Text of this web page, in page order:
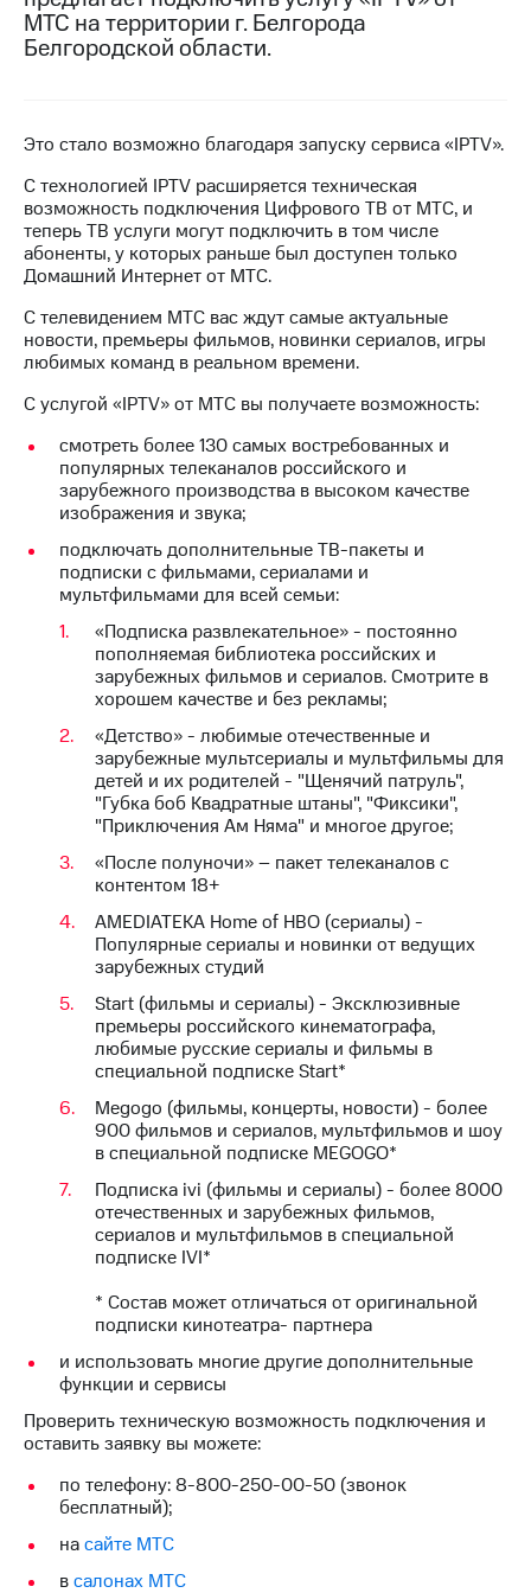
Роуминг
Заказать
SIM-
карту
Оформить
eSIM
SIM-
карта
иностранцев
Оформить
чистый
номер
красивый
номер
Заменить
SIM-
карту
Перейти
на
eSIM
Для дома
Выберите
и подключите
ТВ
с выгодным
тарифом
Тарифы
Интернет,
ТВ и телефон
для дома
Услуги
Акции
Домашний
интернет
Домашнее
ТВ
Спутниковое
ТВ
телефон
Перейти
в МТС
со своим
номером
на связь
Тарифы
Супер
дешевле
при
оплате
с карты
МТС
Деньги
Выберите
и подключите
с выгодным
Тарифы
ТВ и телефон
для дома
Услуги
Личный
кабинет
интернета
и
ТВ
Личный
кабинет
ТВ
Скачать
приложение
Мой
МТС
Акции
Видеонаблюдение
для дома
149 ₽/
мес
МТС
Premium
Подписка
интернета,
фильмы,
и многое
другое
Семейная
группа
Скидка
на тарифы,
общие
подписки
МТС на территории г. Белгорода
Белгородской области.
Это стало возможно благодаря запуску сервиса «IPTV».
С технологией IPTV расширяется техническая
возможность подключения Цифрового ТВ от МТС, и
теперь ТВ услуги могут подключить в том числе
абоненты, у которых раньше был доступен только
Домашний Интернет от МТС.
С телевидением МТС вас ждут самые актуальные
новости, премьеры фильмов, новинки сериалов, игры
любимых команд в реальном времени.
С услугой «IPTV» от МТС вы получаете возможность:
смотреть более 130 самых востребованных и
популярных телеканалов российского и
зарубежного производства в высоком качестве
изображения и звука;
подключать дополнительные ТВ-пакеты и
подписки с фильмами, сериалами и
мультфильмами для всей семьи:
«Подписка развлекательное» - постоянно
пополняемая библиотека российских и
зарубежных фильмов и сериалов. Смотрите в
хорошем качестве и без рекламы;
«Детство» - любимые отечественные и
зарубежные мультсериалы и мультфильмы для
детей и их родителей - "Щенячий патруль",
"Губка боб Квадратные штаны", "Фиксики",
"Приключения Ам Няма" и многое другое;
«После полуночи» – пакет телеканалов с
контентом 18+
AMEDIATEKA Home of HBO (сериалы) -
Популярные сериалы и новинки от ведущих
зарубежных студий
Start (фильмы и сериалы) - Эксклюзивные
премьеры российского кинематографа,
любимые русские сериалы и фильмы в
специальной подписке Start*
Megogo (фильмы, концерты, новости) - более
900 фильмов и сериалов, мультфильмов и шоу
в специальной подписке MEGOGO*
Подписка ivi (фильмы и сериалы) - более 8000
отечественных и зарубежных фильмов,
сериалов и мультфильмов в специальной
подписке IVI*
* Состав может отличаться от оригинальной
подписки кинотеатра- партнера
и использовать многие другие дополнительные
функции и сервисы
Проверить техническую возможность подключения и
оставить заявку вы можете:
по телефону: 8-800-250-00-50 (звонок
бесплатный);
насайте МТС
всалонах МТС